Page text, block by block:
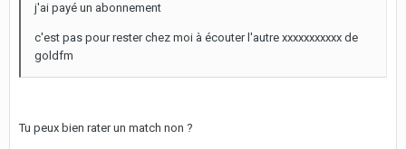
j'ai payé un abonnement
c'est pas pour rester chez moi à écouter l'autre xxxxxxxxxxx de
goldfm
Tu peux bien rater un match non ?